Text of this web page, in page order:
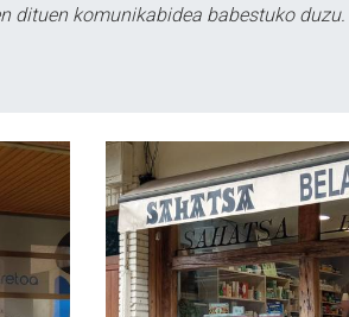
dituen komunikabidea babestuko duzu.